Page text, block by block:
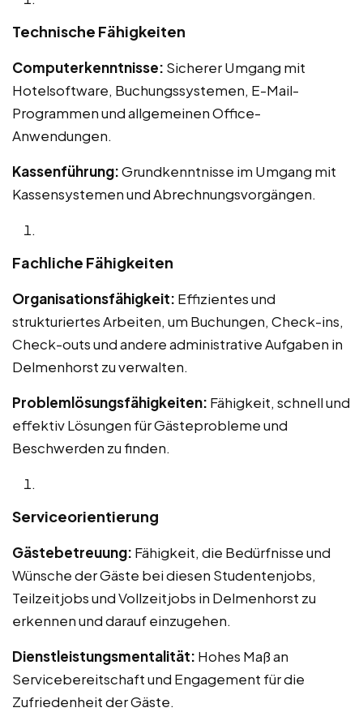
Technische Fähigkeiten
Computerkenntnisse: Sicherer Umgang mit
Hotelsoftware, Buchungssystemen, E-Mail-
Programmen und allgemeinen Office-
Anwendungen.
Kassenführung:Grundkenntnisse im Umgang mit
Kassensystemen und Abrechnungsvorgängen.
Fachliche Fähigkeiten
Organisationsfähigkeit: Effizientes und
strukturiertes Arbeiten, um Buchungen, Check-ins,
Check-outs und andere administrative Aufgaben in
Delmenhorst zu verwalten.
Problemlösungsfähigkeiten: Fähigkeit, schnell und
effektiv Lösungen für Gästeprobleme und
Beschwerden zu finden.
Serviceorientierung
Gästebetreuung: Fähigkeit, die Bedürfnisse und
Wünsche der Gäste bei diesen Studentenjobs,
Teilzeitjobs und Vollzeitjobs in Delmenhorst zu
erkennen und darauf einzugehen.
Dienstleistungsmentalität: Hohes Maß an
Servicebereitschaft und Engagement für die
Zufriedenheit der Gäste.